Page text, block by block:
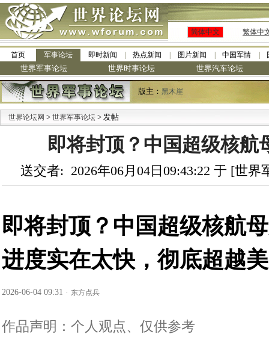
简体中文 繁体中
首页 军事论坛 即时新闻 热点新闻 图片新闻 中国军情
世界军事论坛 世界时事论坛 世界汽车论坛
版主： 黑木崖
世界论坛网 > 世界军事论坛 > 发帖
即将封顶？中国超级核航
送交者: 2026年06月04日09:43:22 于 [世
即将封顶？中国超级核航
进度实在太快，彻底超越
2026-06-04 09:31 · 东方点兵
作品声明：个人观点、仅供参考